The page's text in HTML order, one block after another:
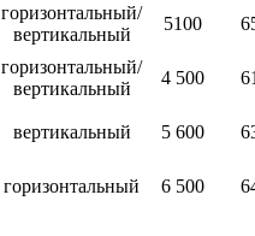
горизонтальный/
вертикальный
5100
горизонтальный/
вертикальный
4 500
вертикальный 5 600
горизонтальный 6 500